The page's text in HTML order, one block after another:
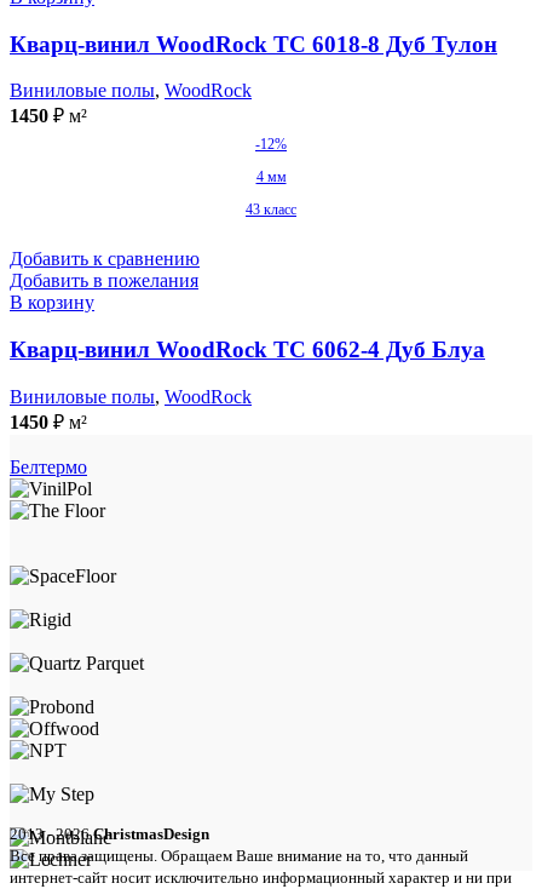
Кварц-винил WoodRock TC 6018-8 Дуб Тулон
Виниловые полы, WoodRock
1450 ₽ м²
-12%
4 мм
43 класс
Добавить к сравнению
Добавить в пожелания
В корзину
Кварц-винил WoodRock TC 6062-4 Дуб Блуа
Виниловые полы, WoodRock
1450 ₽ м²
Белтермо
2013 - 2026ChristmasDesign
Все права защищены. Обращаем Ваше внимание на то, что данный
интернет-сайт носит исключительно информационный характер и ни при